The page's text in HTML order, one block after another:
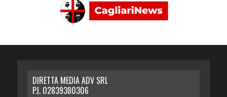
DIRETTA MEDIA ADV SRL
P.I. 02839380306